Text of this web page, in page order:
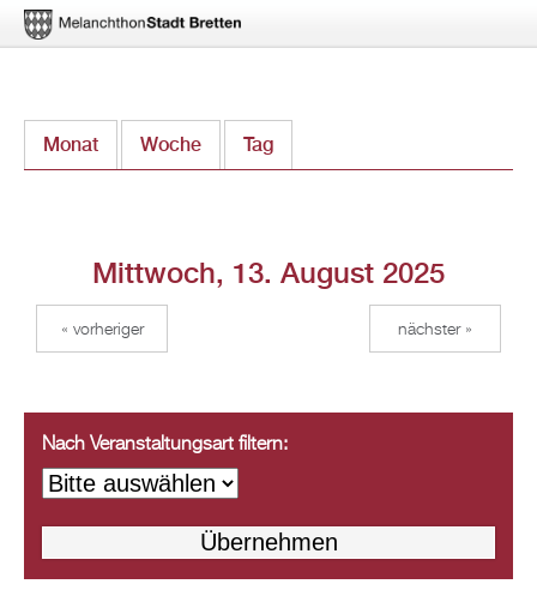
zum
Monat Woche Tag
Mittwoch, 13. August 2025
« vorheriger nächster »
Nach Veranstaltungsart filtern: